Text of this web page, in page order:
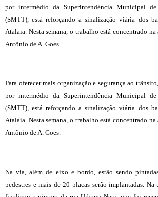
por intermédio da Superintendência Municipal
(SMTT), está reforçando a sinalização viária dos
Atalaia. Nesta semana, o trabalho está concentrado
Antônio de A. Goes.
Para oferecer mais organização e segurança ao
por intermédio da Superintendência Municipal
(SMTT), está reforçando a sinalização viária dos
Atalaia. Nesta semana, o trabalho está concentrado
Antônio de A. Goes.
Na via, além de eixo e bordo, estão sendo
pedestres e mais de 20 placas serão implantadas.